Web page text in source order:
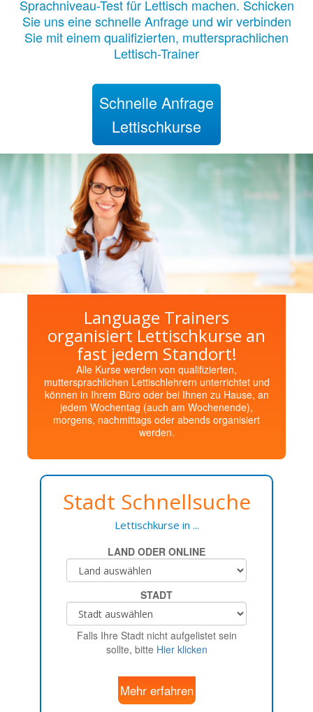
Sprachniveau-Test für Lettisch machen. Schicken
Sie uns eine schnelle Anfrage und wir verbinden
Sie mit einem qualifizierten, muttersprachlichen
Lettisch-Trainer
Schnelle Anfrage
Lettischkurse
Language Trainers
organisiert Lettischkurse an
fast jedem Standort!
Alle Kurse werden von qualifizierten,
muttersprachlichen Lettischlehrern unterrichtet und
können in Ihrem Büro oder bei Ihnen zu Hause, an
jedem Wochentag (auch am Wochenende),
morgens, nachmittags oder abends organisiert
werden.
Stadt Schnellsuche
Lettischkurse in ...
LAND ODER ONLINE
STADT
Falls Ihre Stadt nicht aufgelistet sein
sollte, bitte Hier klicken
Mehr erfahren